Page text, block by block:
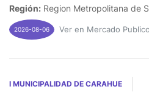
Región: Region Metropolitana de
2026-08-06 Ver en Mercado Publico
I MUNICIPALIDAD DE CARAHUE